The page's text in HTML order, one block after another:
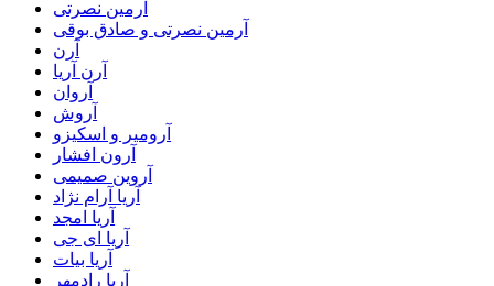
آرمین نصرتی
آرمین نصرتی و صادق بوقی
آرن
آرن آریا
آروان
آروش
آرومیر و اسکیزو
آرون افشار
آروین صمیمی
آریا آرام نژاد
آریا امجد
آریا ای جی
آریا بیات
آریا رادمهر